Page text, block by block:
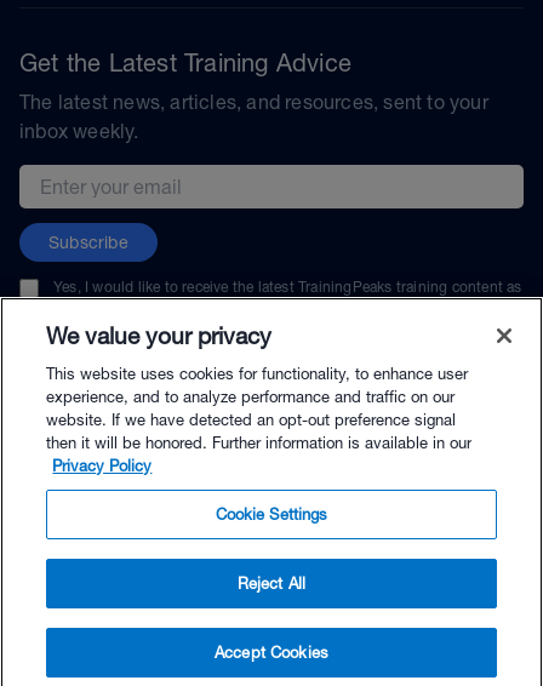
$19.00 - Buy Now
Buy with Premium Bundle
Get the Latest Training Advice
The latest news, articles, and resources, sent to your
inbox weekly.
Email address
Subscribe
Yes, I would like to receive the latest TrainingPeaks training content as
unsubscribe at any time.
© TrainingPeaks, LLC
We value your privacy
This website uses cookies for functionality, to enhance user
experience, and to analyze performance and traffic on our
website. If we have detected an opt-out preference signal
then it will be honored. Further information is available in our
Privacy Policy
Cookie Settings
Reject All
Accept Cookies